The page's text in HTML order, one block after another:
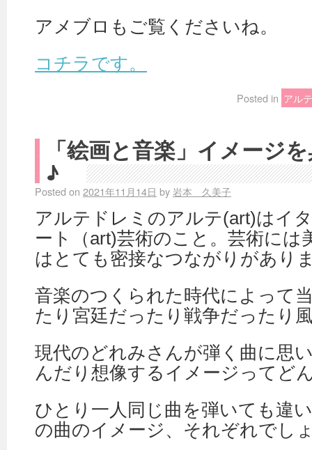
アメブロもご覧くださいね。
コチラです。
Posted in アル
「絵画と音楽」イメージ
♪
Posted on 2021年11月14日 by岩本 久美子
アルテドレミのアルテ(art)はイ
ート（art)芸術のこと。芸術には
はとても密接なつながりがあり
音楽のつくられた時代によって
たり宮廷だったり戦争だったり
現代のどれみさんが弾く曲に思
んだり想像するイメージってど
ひとり一人同じ曲を弾いても違
の曲のイメージ、それぞれでし